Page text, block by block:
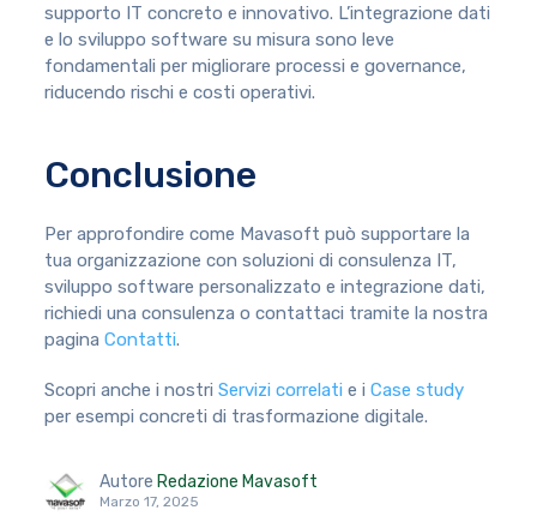
supporto IT concreto e innovativo. L’integrazione dati
e lo sviluppo software su misura sono leve
fondamentali per migliorare processi e governance,
riducendo rischi e costi operativi.
Conclusione
Per approfondire come Mavasoft può supportare la
tua organizzazione con soluzioni di consulenza IT,
sviluppo software personalizzato e integrazione dati,
richiedi una consulenza o contattaci tramite la nostra
paginaContatti.
Scopri anche i nostriServizi correlati e iCase study
per esempi concreti di trasformazione digitale.
Autore Redazione Mavasoft
Marzo 17, 2025